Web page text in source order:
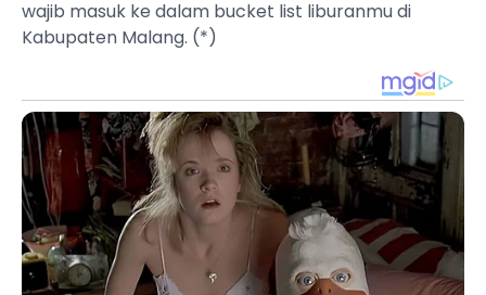
wajib masuk ke dalam bucket list liburanmu di
Kabupaten Malang. (*)